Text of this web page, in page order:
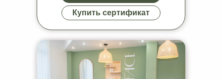
Купить сертификат